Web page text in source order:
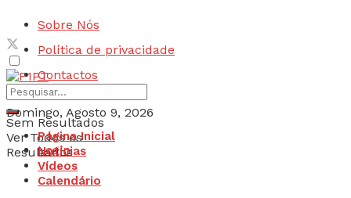
Sobre Nós
Política de privacidade
Contactos
Domingo, Agosto 9, 2026
Login
Sem Resultados
Ver Todos os
Resultados
Página Inicial
Notícias
Vídeos
Calendário